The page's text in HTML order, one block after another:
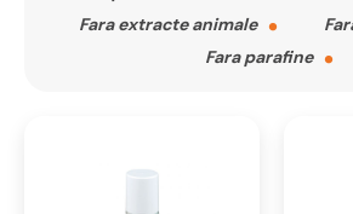
Fara extracte animale
Fara parafine